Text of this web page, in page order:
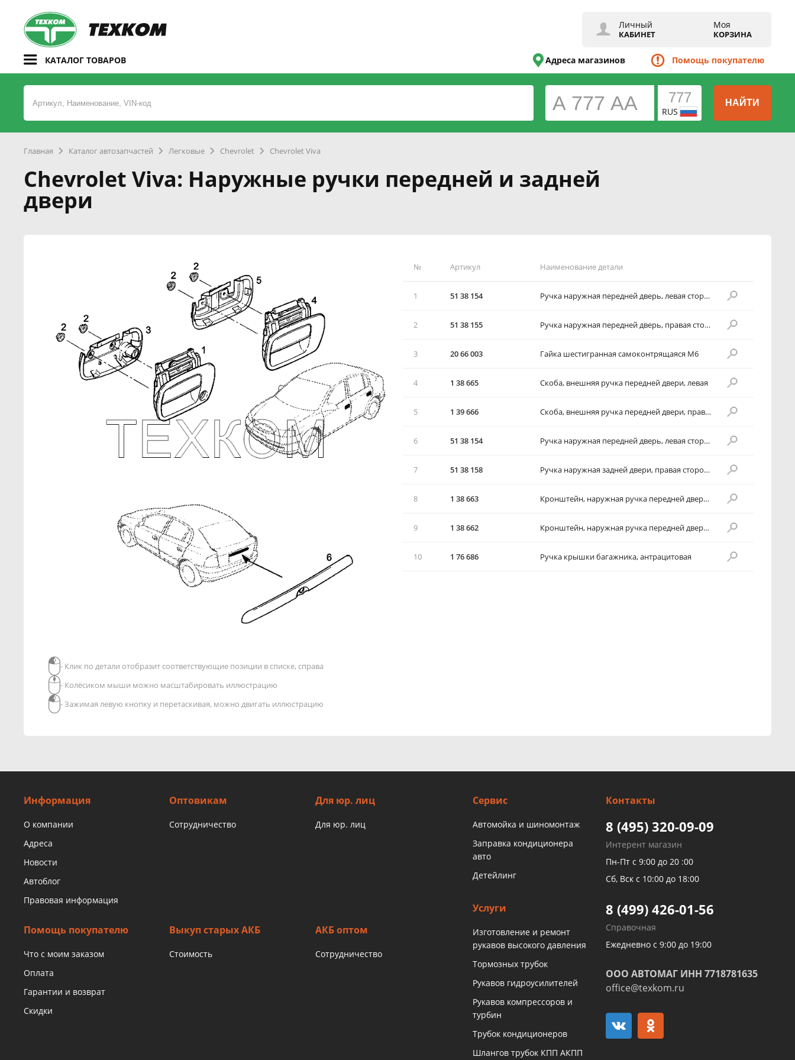
Личный
КАБИНЕТ
Моя
КОРЗИНА
КАТАЛОГ ТОВАРОВ Адреса магазинов Помощь покупателю
RUS
НАЙТИ
Главная Каталог автозапчастей Легковые Chevrolet Chevrolet Viva
Chevrolet Viva: Наружные ручки передней и задней
двери
№ Артикул Наименование детали
1 51 38 154 Ручка наружная передней дверь, левая сторона-ЛСП антрацитовая
2 51 38 155 Ручка наружная передней дверь, правая сторона-ЛСП антрацитовая
3 20 66 003 Гайка шестигранная самоконтрящаяся М6
4 1 38 665 Скоба, внешняя ручка передней двери, левая
5 1 39 666 Скоба, внешняя ручка передней двери, правая
6 51 38 154 Ручка наружная передней дверь, левая сторона-ЛСП антрацитовая
7 51 38 158 Ручка наружная задней двери, правая сторона-ЛСП антрацитовая
8 1 38 663 Кронштейн, наружная ручка передней двери, левая сторона-ПСП (HUF)
9 1 38 662 Кронштейн, наружная ручка передней двери, правая сторона-ЛСП (HUF)
10 1 76 686 Ручка крышки багажника, антрацитовая
- Клик по детали отобразит соответствующие позиции в списке, справа
- Колёсиком мыши можно масштабировать иллюстрацию
- Зажимая левую кнопку и перетаскивая, можно двигать иллюстрацию
Информация
О компании
Адреса
Новости
Автоблог
Правовая информация
Оптовикам
Сотрудничество
Для юр. лиц
Для юр. лиц
Помощь покупателю
Что с моим заказом
Оплата
Гарантии и возврат
Скидки
Выкуп старых АКБ
Стоимость
АКБ оптом
Сотрудничество
Сервис
Автомойка и шиномонтаж
Заправка кондиционера
авто
Детейлинг
Услуги
Изготовление и ремонт
рукавов высокого давления
Тормозных трубок
Рукавов гидроусилителей
Рукавов компрессоров и
турбин
Трубок кондиционеров
Шлангов трубок КПП АКПП
Контакты
8 (495) 320-09-09
Интерент магазин
Пн-Пт с 9:00 до 20 :00
Сб, Вск с 10:00 до 18:00
8 (499) 426-01-56
Справочная
Ежедневно с 9:00 до 19:00
ООО АВТОМАГ ИНН 7718781635
office@texkom.ru